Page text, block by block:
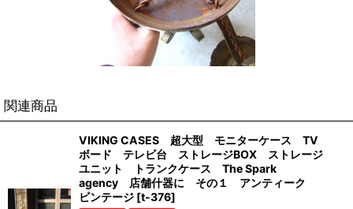
関連商品
VIKING CASES 超大型 モニターケース TV
ボード テレビ台 ストレージBOX ストレージ
ユニット トランクケース The Spark
agency 店舗什器に その１ アンティーク
ビンテージ [t-376]